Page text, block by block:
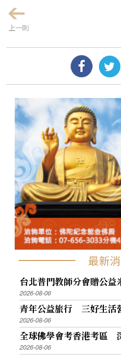
上一則
最新
台北普門教師分會贈公
2026-08-06
青年公益旅行 三好生活
2026-08-06
全球佛學會考香港考區
2026-08-06